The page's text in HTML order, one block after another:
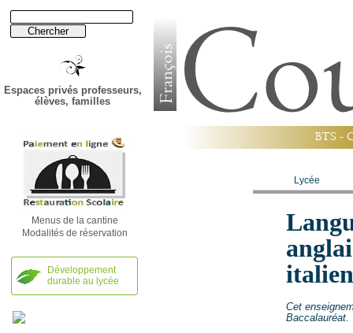
Espaces privés professeurs,
élèves, familles
Menus de la cantine
Modalités de réservation
Développement
durable au lycée
BTS -
Lycée
Cet
Baccalauréat.